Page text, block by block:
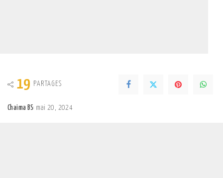
19 PARTAGES
Chaima BS mai 20, 2024